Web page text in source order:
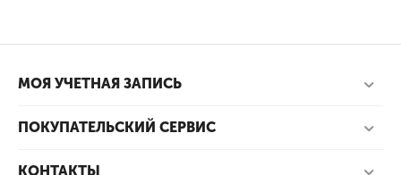
МОЯ УЧЕТНАЯ ЗАПИСЬ
ПОКУПАТЕЛЬСКИЙ СЕРВИС
КОНТАКТЫ